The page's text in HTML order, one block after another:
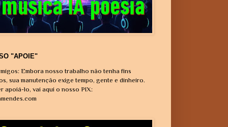
"APOIE"
Embora nosso trabalho não tenha fins
sua manutenção exige tempo, gente e dinheiro.
apoiá-lo, vai aqui o nosso PIX: